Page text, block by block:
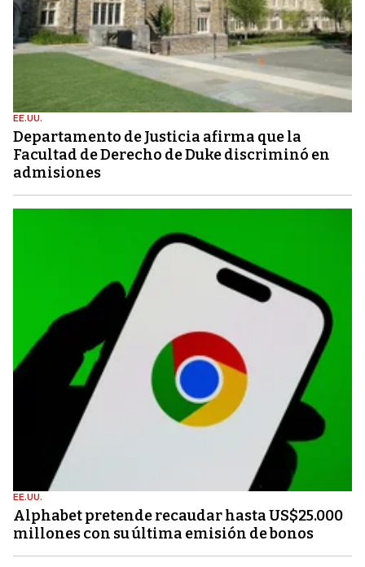
EE.UU.
Departamento de Justicia afirma que la
Facultad de Derecho de Duke discriminó en
admisiones
EE.UU.
Alphabet pretende recaudar hasta US$25.000
millones con su última emisión de bonos